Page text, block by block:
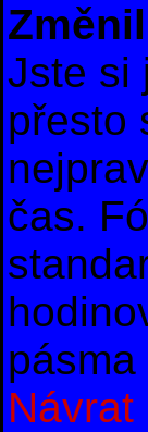
Jste si
přesto
čas.
Návrat